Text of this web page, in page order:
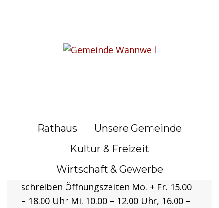
Rathaus
Unsere Gemeinde
Kultur & Freizeit
Wirtschaft & Gewerbe
Der Schöne und das Biest –
Am 14.10.22 um 20 Uhr Gemeindehaus
Mail schreiben VVK: 18€, AK:20€ zurück
zur Gemeindebücherei Kontakt
Wannweil Telefon: 07121/958561 E-Mail
schreiben Öffnungszeiten Mo. + Fr. 15.00
– 18.00 Uhr Mi. 10.00 – 12.00 Uhr, 16.00 –